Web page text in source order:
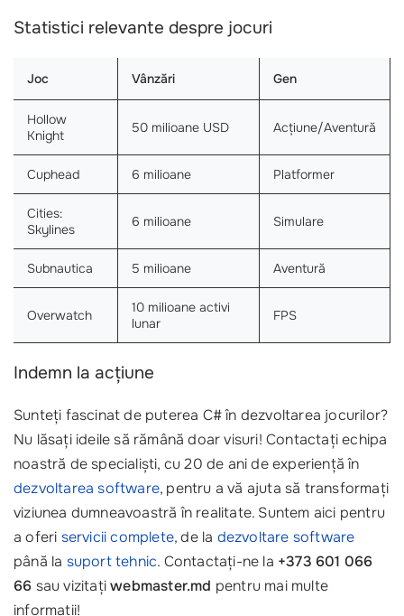
Statistici relevante despre jocuri
Joc Vânzări Gen
Hollow
Knight
50 milioane USD Acțiune/Aventură
Cuphead 6 milioane Platformer
Cities:
Skylines
6 milioane Simulare
Subnautica 5 milioane Aventură
Overwatch
10 milioane activi
lunar
FPS
Indemn la acțiune
Sunteți fascinat de puterea C# în dezvoltarea jocurilor?
Nu lăsați ideile să rămână doar visuri! Contactați echipa
noastră de specialiști, cu 20 de ani de experiență în
dezvoltarea software, pentru a vă ajuta să transformați
viziunea dumneavoastră în realitate. Suntem aici pentru
a oferi servicii complete, de la dezvoltare software
până la suport tehnic. Contactați-ne la +373 601 066
66 sau vizitațiwebmaster.md pentru mai multe
informații!